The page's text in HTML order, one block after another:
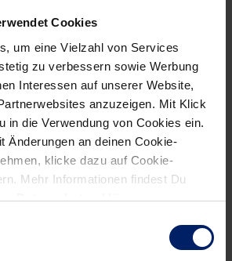
Cookies
um eine Vielzahl von Services
zu verbessern sowie Werbung
Interessen auf unserer Website,
anzuzeigen. Mit Klick
in die Verwendung von Cookies ein.
Änderungen an deinen Cookie-
klicke dazu auf Cookie-
Mehr Informationen findest Du
Datenschutzerklärung.
Mikael
Appelgren
wird
nochmals
operiert